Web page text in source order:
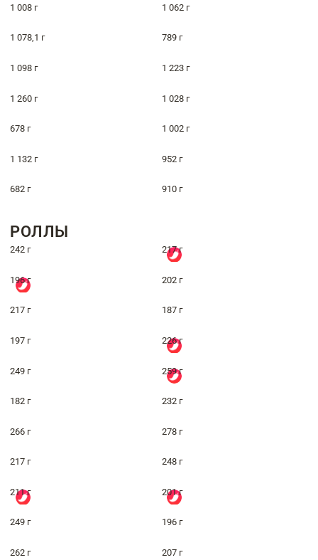
1 008 г 1 062 г
1 078,1 г 789 г
1 098 г 1 223 г
1 260 г 1 028 г
678 г 1 002 г
1 132 г 952 г
682 г 910 г
РОЛЛЫ
242 г 217 г
196 г 202 г
217 г 187 г
197 г 226 г
249 г 259 г
182 г 232 г
266 г 278 г
217 г 248 г
211 г 201 г
249 г 196 г
262 г 207 г